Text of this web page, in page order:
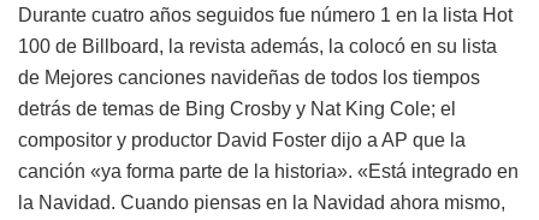
Durante cuatro años seguidos fue número 1 en la lista Hot
100 de Billboard, la revista además, la colocó en su lista
de Mejores canciones navideñas de todos los tiempos
detrás de temas de Bing Crosby y Nat King Cole; el
compositor y productor David Foster dijo a AP que la
canción «ya forma parte de la historia». «Está integrado en
la Navidad. Cuando piensas en la Navidad ahora mismo,